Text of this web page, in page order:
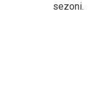
sezoni.